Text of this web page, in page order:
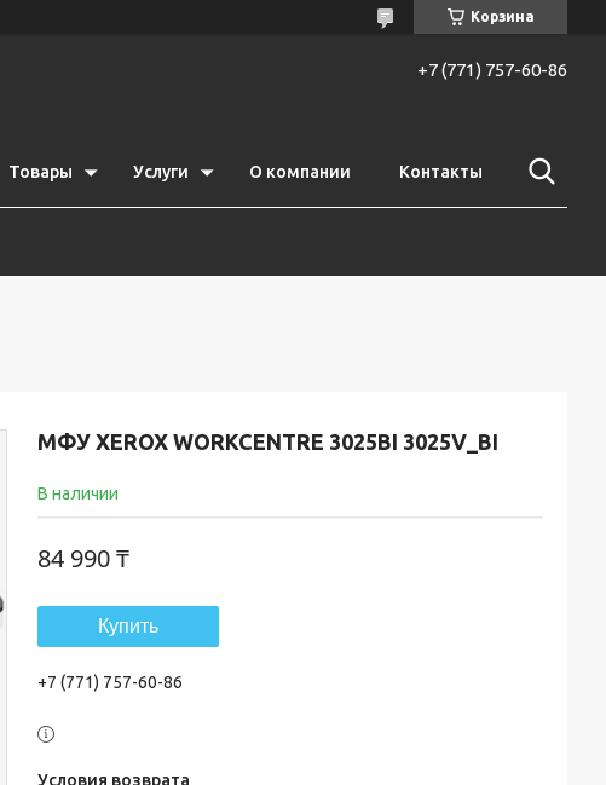
Корзина
+7 (771) 757-60-86
Товары Услуги О компании Контакты
МФУ XEROX WORKCENTRE 3025BI 3025V_BI
В наличии
84 990 ₸
Купить
+7 (771) 757-60-86